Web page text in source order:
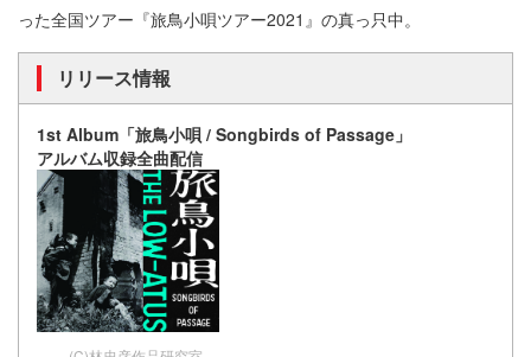
った全国ツアー『旅鳥小唄ツアー2021』の真っ只中。
リリース情報
1st Album「旅鳥小唄 / Songbirds of Passage」
アルバム収録全曲配信